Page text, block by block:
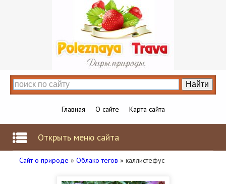
Главная О сайте Карта сайта
Открыть меню сайта
Сайт о природе » Облако тегов » каллистефус